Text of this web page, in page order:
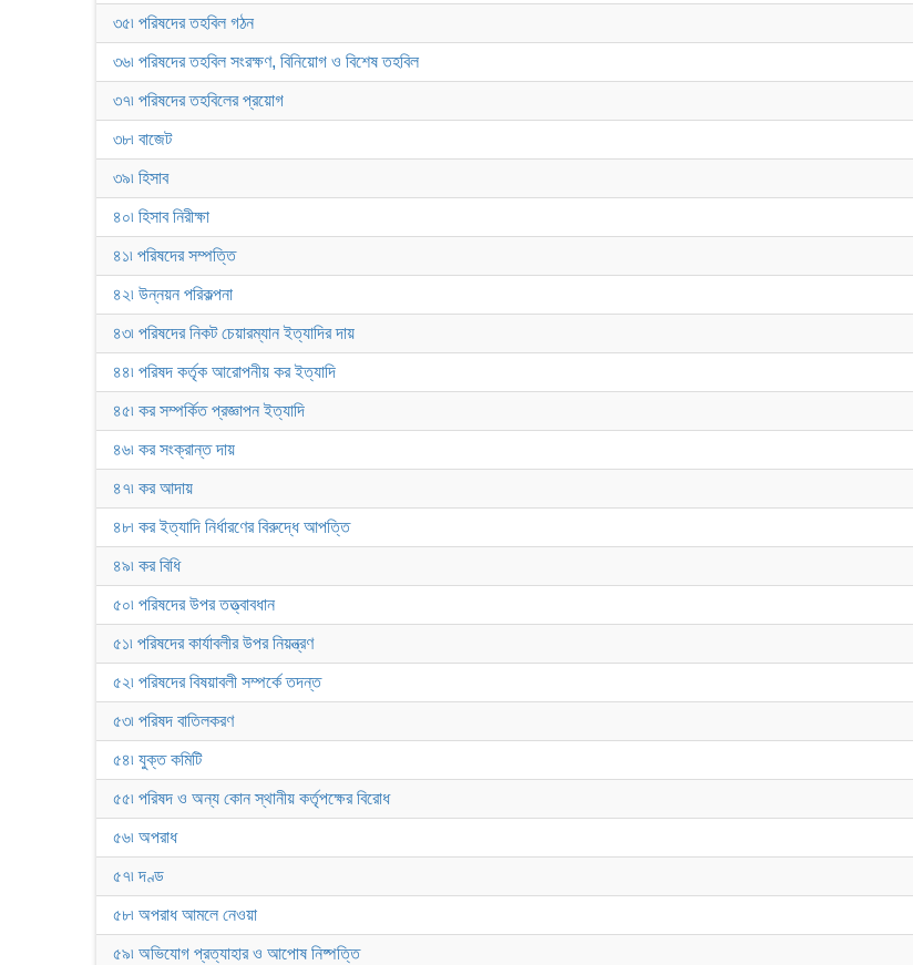
৩৫৷ পরিষদের তহবিল গঠন
৩৬৷ পরিষদের তহবিল সংরক্ষণ, বিনিয়োগ ও বিশেষ তহবিল
৩৭৷ পরিষদের তহবিলের প্রয়োগ
৩৮৷ বাজেট
৩৯৷ হিসাব
৪০৷ হিসাব নিরীক্ষা
৪১৷ পরিষদের সম্পত্তি
৪২৷ উন্নয়ন পরিকল্পনা
৪৩৷ পরিষদের নিকট চেয়ারম্যান ইত্যাদির দায়
৪৪৷ পরিষদ কর্তৃক আরোপনীয় কর ইত্যাদি
৪৫৷ কর সম্পর্কিত প্রজ্ঞাপন ইত্যাদি
৪৬৷ কর সংক্রান্ত দায়
৪৭৷ কর আদায়
৪৮৷ কর ইত্যাদি নির্ধারণের বিরুদ্ধে আপত্তি
৪৯৷ কর বিধি
৫০৷ পরিষদের উপর তত্ত্বাবধান
৫১৷ পরিষদের কার্যাবলীর উপর নিয়ন্ত্রণ
৫২৷ পরিষদের বিষয়াবলী সম্পর্কে তদন্ত
৫৩৷ পরিষদ বাতিলকরণ
৫৪৷ যুক্ত কমিটি
৫৫৷ পরিষদ ও অন্য কোন স্থানীয় কর্তৃপক্ষের বিরোধ
৫৬৷ অপরাধ
৫৭৷ দণ্ড
৫৮৷ অপরাধ আমলে নেওয়া
৫৯৷ অভিযোগ প্রত্যাহার ও আপোষ নিষ্পত্তি